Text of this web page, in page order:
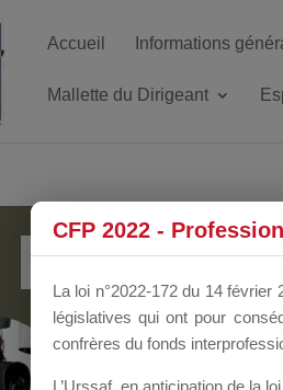
Accueil Informations
Mallette du Dirigeant
Groupe Public il y a un mois
CFP 2022 -
La loi n°2022-172 du 14 février
législatives qui ont pour
confrères du fonds
L’Urssaf, en anticipation de la loi